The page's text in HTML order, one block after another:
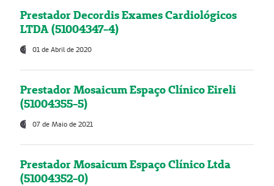
Prestador Decordis Exames Cardiológicos
LTDA (51004347-4)
01 de Abril de 2020
Prestador Mosaicum Espaço Clínico Eireli
(51004355-5)
07 de Maio de 2021
Prestador Mosaicum Espaço Clínico Ltda
(51004352-0)